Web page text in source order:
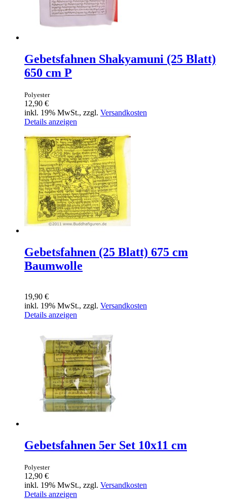
Gebetsfahnen Shakyamuni (25 Blatt)
650 cm P
Polyester
12,90 €
inkl. 19% MwSt., zzgl. Versandkosten
Details anzeigen
Gebetsfahnen (25 Blatt) 675 cm
Baumwolle
19,90 €
inkl. 19% MwSt., zzgl. Versandkosten
Details anzeigen
Gebetsfahnen 5er Set 10x11 cm
Polyester
12,90 €
inkl. 19% MwSt., zzgl. Versandkosten
Details anzeigen